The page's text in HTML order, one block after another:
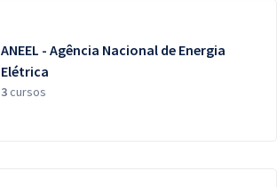
ANEEL - Agência Nacional de Energia
Elétrica
3cursos